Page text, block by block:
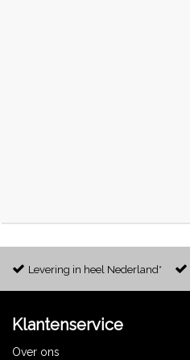
Levering in heel Nederland*
Klantenservice
Over ons